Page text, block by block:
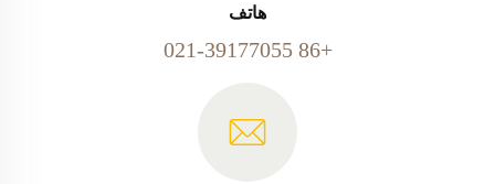
هاتف
+86 021-39177055